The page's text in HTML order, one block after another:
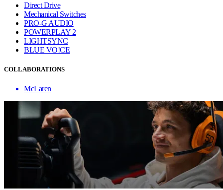
Direct Drive
Mechanical Switches
PRO-G AUDIO
POWERPLAY 2
LIGHTSYNC
BLUE VO!CE
COLLABORATIONS
McLaren